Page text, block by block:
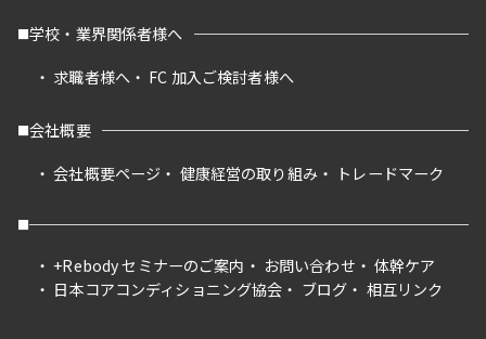
学校・業界関係者様へ
求職者様へ
FC 加入ご検討者様へ
会社概要
会社概要ページ
健康経営の取り組み トレードマーク
+Rebody セミナーのご案内 お問い合わせ
体幹ケア
日本コアコンディショニング協会
ブログ 相互リンク